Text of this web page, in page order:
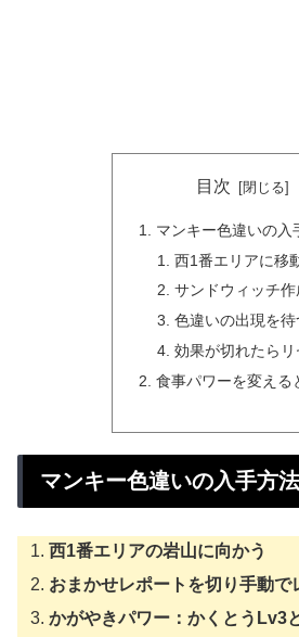
目次
マンキー色違いの入
西1番エリアに移
サンドウィッチ作
色違いの出現を待
効果が切れたらリ
食事パワーを変える
マンキー色違いの入手方法
西1番エリアの岩山に向かう
おまかせレポートを切り手動で
かがやきパワー：かくとうLv3